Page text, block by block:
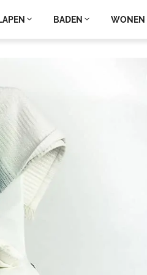
BADEN WONEN